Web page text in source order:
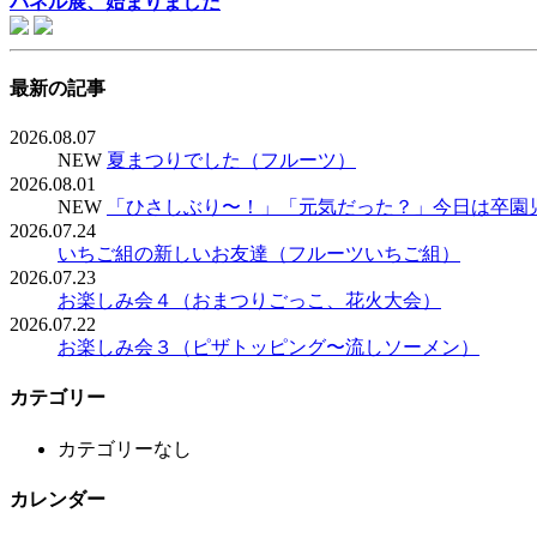
最新の記事
2026.08.07
NEW 夏まつりでした（フルーツ）
2026.08.01
NEW
「ひさしぶり〜！」「元気だった？」今日は卒園
2026.07.24
いちご組の新しいお友達（フルーツいちご組）
2026.07.23
お楽しみ会４（おまつりごっこ、花火大会）
2026.07.22
お楽しみ会３（ピザトッピング〜流しソーメン）
カテゴリー
カテゴリーなし
カレンダー